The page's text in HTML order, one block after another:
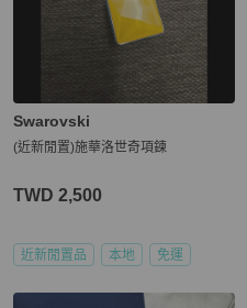
Swarovski
(近新閒置)施華洛世奇項鍊
TWD 2,500
近新閒置品 本地 免運